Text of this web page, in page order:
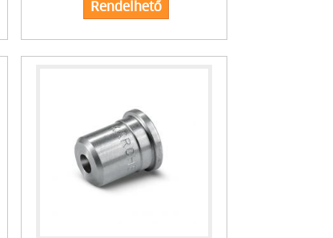
Rendelhető